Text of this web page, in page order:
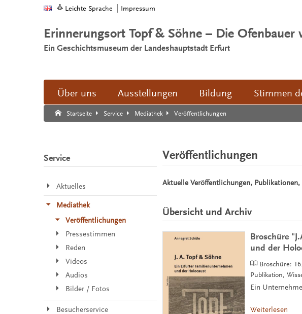
Leichte Sprache Impressum
Erinnerungsort Topf & Söhne – Die Ofenbauer
Ein Geschichtsmuseum der Landeshauptstadt Erfurt
Über uns Ausstellungen Bildung Stimmen
Startseite Service Mediathek Veröffentlichungen
Suche:
Suche Ende.
Veröffentlichungen
Aktuelle Veröffentlichungen,
Übersicht und Archiv
Broschüre
und der
Broschüre:
Publikation,
Ein
Weiterlesen
Service
Aktuelles
Mediathek
Veröffentlichungen
Pressestimmen
Reden
Videos
Audios
Bilder / Fotos
Besucherservice